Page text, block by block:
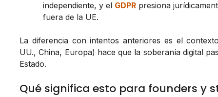
independiente, y el GDPR presiona
fuera de la UE.
La diferencia con intentos anteriores es el
UU., China, Europa) hace que la soberanía digital
Estado.
Qué significa esto para founders y